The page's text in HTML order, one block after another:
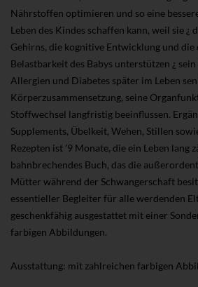
Nährstoffen optimieren und so eine
Leben des Kindes schaffen kann, weil sie ¿
Gehirns, die kognitive Entwicklung und die
Belastbarkeit des Babys unterstützen ¿
Allergien und Diabetes später im Leben
Körperzusammensetzung, seine
Stoffwechsel langfristig beeinflussen.
Supplements, Übelkeit, Wehen, Stillen
Rezepten ist '9 Monate, die ein Leben lang
bahnbrechendes Buch, das die
Mütter während der Schwangerschaft
essentieller Begleiter für alle werdenden
geschenkfähig ausgestattet mit einer
farbigen Abbildungen.
Ausstattung: mit zahlreichen farbigen